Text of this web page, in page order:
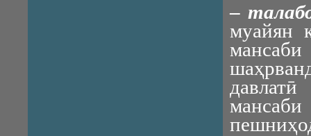
–
муайян
мансаби